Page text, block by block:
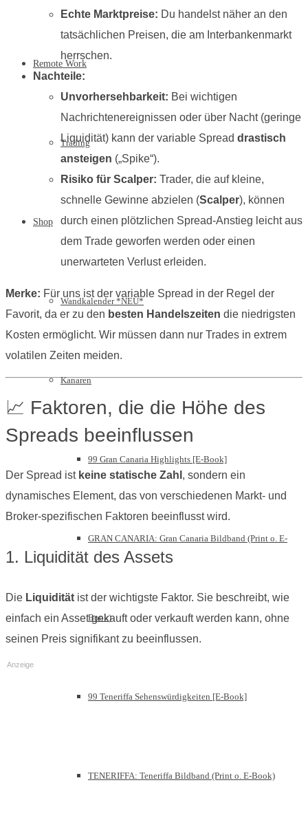
Remote Work
Trading
Shop
Wandkalender *NEU*
Kanaren
99 Gran Canaria Highlights [E-Book]
GRAN CANARIA: Gran Canaria Bildband (Print o. E-
Book)
99 Teneriffa Sehenswürdigkeiten [E-Book]
TENERIFFA: Teneriffa Bildband (Print o. E-Book)
Echte Marktpreise: Du handelst näher an den
tatsächlichen Preisen, die am Interbankenmarkt
herrschen.
Nachteile:
Unvorhersehbarkeit: Bei wichtigen
Nachrichtenereignissen oder über Nacht (geringe
Liquidität) kann der variable Spread drastisch
ansteigen („Spike“).
Risiko für Scalper: Trader, die auf kleine,
schnelle Gewinne abzielen (Scalper), können
durch einen plötzlichen Spread-Anstieg leicht aus
dem Trade geworfen werden oder einen
unerwarteten Verlust erleiden.
Merke: Für uns ist der variable Spread in der Regel der
Favorit, da er zu den besten Handelszeiten die niedrigsten
Kosten ermöglicht. Wir müssen dann nur Trades in extrem
volatilen Zeiten meiden.
📈 Faktoren, die die Höhe des
Spreads beeinflussen
Der Spread ist keine statische Zahl , sondern ein
dynamisches Element, das von verschiedenen Markt- und
Broker-spezifischen Faktoren beeinflusst wird.
1. Liquidität des Assets
Die Liquidität ist der wichtigste Faktor. Sie beschreibt, wie
einfach ein Asset gekauft oder verkauft werden kann, ohne
seinen Preis signifikant zu beeinflussen.
Anzeige